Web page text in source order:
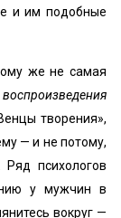
и им подобные
же не самая
воспроизведения
творения»,
— и не потому,
психологов
у мужчин в
вокруг —